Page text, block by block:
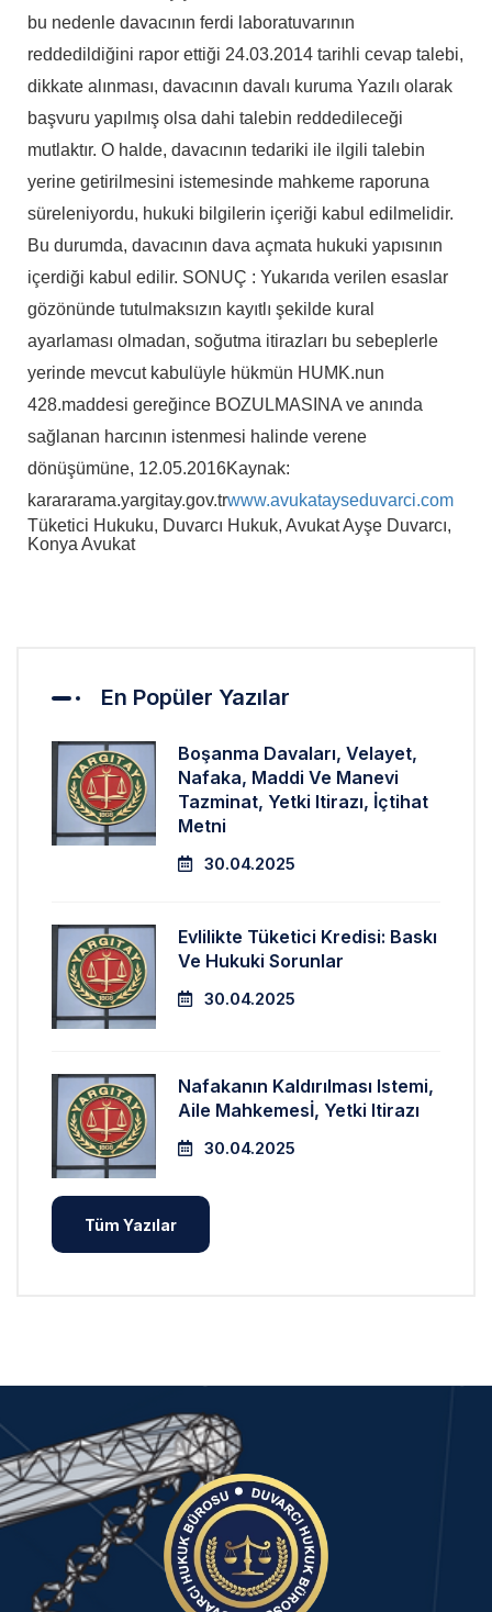
bu nedenle davacının ferdi laboratuvarının
reddedildiğini rapor ettiği 24.03.2014 tarihli cevap talebi,
dikkate alınması, davacının davalı kuruma Yazılı olarak
başvuru yapılmış olsa dahi talebin reddedileceği
mutlaktır. O halde, davacının tedariki ile ilgili talebin
yerine getirilmesini istemesinde mahkeme raporuna
süreleniyordu, hukuki bilgilerin içeriği kabul edilmelidir.
Bu durumda, davacının dava açmata hukuki yapısının
içerdiği kabul edilir. SONUÇ : Yukarıda verilen esaslar
gözönünde tutulmaksızın kayıtlı şekilde kural
ayarlaması olmadan, soğutma itirazları bu sebeplerle
yerinde mevcut kabulüyle hükmün HUMK.nun
428.maddesi gereğince BOZULMASINA ve anında
sağlanan harcının istenmesi halinde verene
dönüşümüne, 12.05.2016Kaynak:
karararama.yargitay.gov.trwww.avukatayseduvarci.com
Tüketici Hukuku, Duvarcı Hukuk, Avukat Ayşe Duvarcı,
Konya Avukat
En Popüler Yazılar
Boşanma Davaları, Velayet,
Nafaka, Maddi Ve Manevi
Tazminat, Yetki Itirazı, İçtihat
Metni
30.04.2025
Evlilikte Tüketici Kredisi: Baskı
Ve Hukuki Sorunlar
30.04.2025
Nafakanın Kaldırılması Istemi,
Aile Mahkemesİ, Yetki Itirazı
30.04.2025
Tüm Yazılar